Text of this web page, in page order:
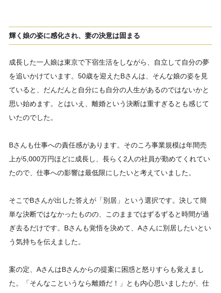
輝く娘の姿に感化され、妻の決意は固まる
成長した一人娘は東京で下宿生活をしながら、自立して自分の夢
を追いかけています。50歳を迎えたBさんは、そんな娘の姿を見
ていると、だんだんと自分にも自分の人生があるのではないかと
思い始めます。とはいえ、離婚という決断は重すぎるとも感じて
いたのでした。
Bさんも仕事への責任感があります。そのころ事業規模は年間売
上が5,000万円ほどに成長し、長らく2人の社員が勤めてくれてい
たので、仕事への影響は最低限にしたいと考えていました。
そこでBさんが出した答えが「別居」という選択です。決して簡
単な決断ではなかったものの、このままではずるずると時間が過
ぎ去るだけです。Bさんも覚悟を決めて、Aさんに別居したいとい
う気持ちを伝えました。
案の定、AさんはBさんからの提案に困惑と怒りすらも覚えまし
た。「そんなこというなら離婚だ！」とも内心思いましたが、仕